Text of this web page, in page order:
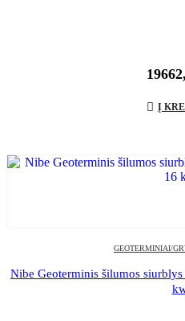
Į
GEOTERMINIAI/
Nibe Geoterminis šilumos